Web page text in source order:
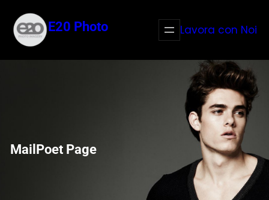
contenuto
E20 Photo Lavora con Noi
MailPoet Page